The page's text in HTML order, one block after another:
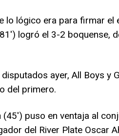
lo lógico era para firmar el
logró el 3-2 boquense,
ayer, All Boys y
del primero.
(45′) puso en ventaja al
del River Plate Oscar